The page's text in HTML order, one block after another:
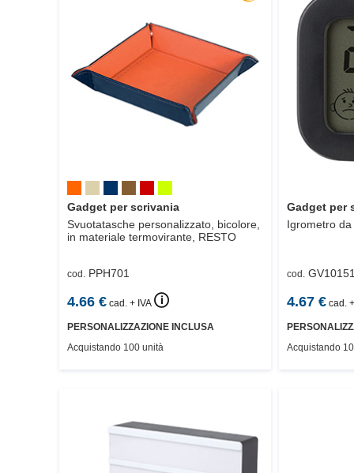
Gadget per scrivania
Svuotatasche personalizzato, bicolore,
in materiale termovirante, RESTO
cod. PPH701
4.66 € cad. + IVA 🛈
PERSONALIZZAZIONE INCLUSA
Acquistando 100 unità
Gadget per
Igrometro
cod.
4.67€ cad.
Acquistando